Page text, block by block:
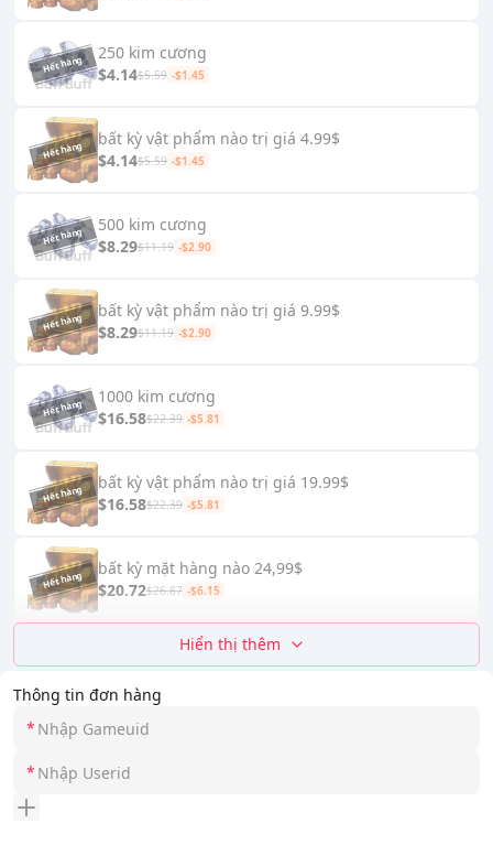
Thông tin đơn hàng
*
*
250 kim cương
$4.14$5.59 -$1.45
bất kỳ vật phẩm nào trị giá 4.99$
$4.14$5.59 -$1.45
500 kim cương
$8.29$11.19 -$2.90
bất kỳ vật phẩm nào trị giá 9.99$
$8.29$11.19 -$2.90
1000 kim cương
$16.58$22.39 -$5.81
bất kỳ vật phẩm nào trị giá 19.99$
$16.58$22.39 -$5.81
bất kỳ mặt hàng nào 24,99$
$20.72$26.87 -$6.15
Hiển thị thêm